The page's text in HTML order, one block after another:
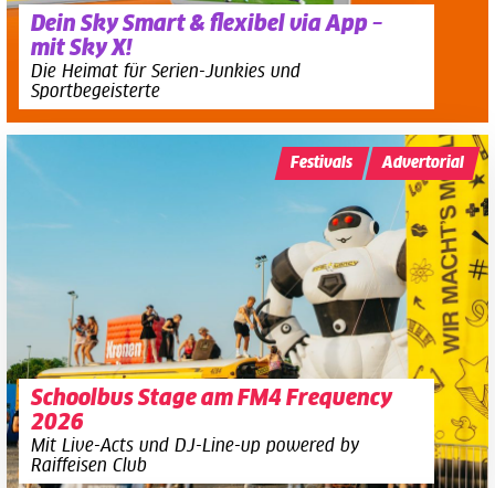
Dein Sky Smart & flexibel via App –
mit Sky X!
Die Heimat für Serien-Junkies und
Sportbegeisterte
Schoolbus Stage am FM4 Frequency
2026
Mit Live-Acts und DJ-Line-up powered by
Raiffeisen Club
Festivals Advertorial